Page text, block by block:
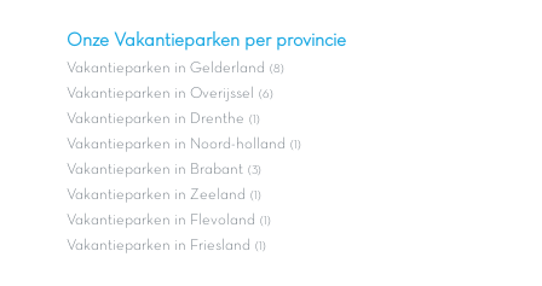
Onze Vakantieparken per provincie
Vakantieparken in Gelderland (8)
Vakantieparken in Overijssel (6)
Vakantieparken in Drenthe (1)
Vakantieparken in Noord-holland (1)
Vakantieparken in Brabant (3)
Vakantieparken in Zeeland (1)
Vakantieparken in Flevoland (1)
Vakantieparken in Friesland (1)